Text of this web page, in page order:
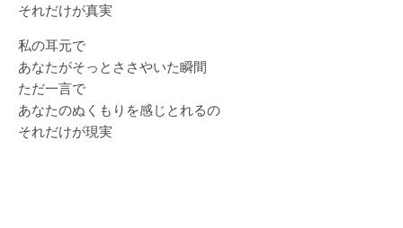
それだけが真実
私の耳元で
あなたがそっとささやいた瞬間
ただ一言で
あなたのぬくもりを感じとれるの
それだけが現実